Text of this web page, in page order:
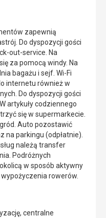
zapewnią
Do dyspozycji gości
out-service. Na
za pomocą windy. Na
bagażu i sejf. Wi-Fi
internetu również w
Do dyspozycji gości
artykuły codziennego
się w supermarkecie.
Auto pozostawić
na parkingu (odpłatnie).
należą transfer
Podróżnych
w sposób aktywny
rowerów.
centralne